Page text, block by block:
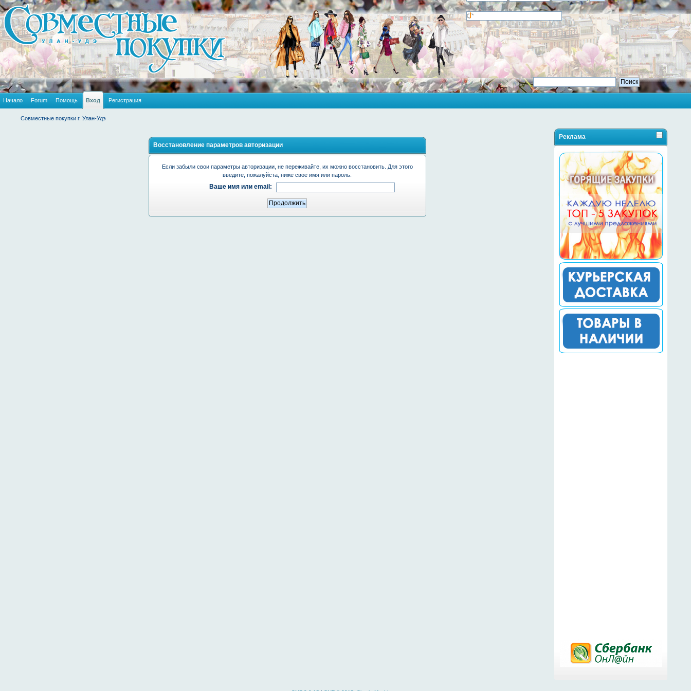
Начало Forum Помощь Вход Регистрация
Совместные покупки г. Улан-Удэ
Восстановление параметров авторизации
Если забыли свои параметры авторизации, не переживайте, их можно восстановить. Для этого
введите, пожалуйста, ниже свое имя или пароль.
Ваше имя или email:
Реклама